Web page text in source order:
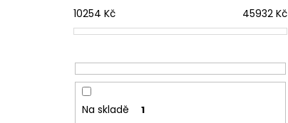
10254 Kč 45932 Kč
Na skladě 1